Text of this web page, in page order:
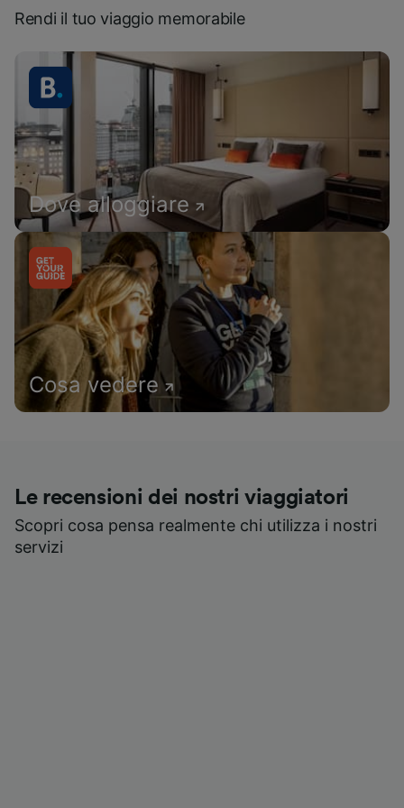
Rendi il tuo viaggio memorabile
Dove alloggiare
Cosa vedere
Le recensioni dei nostri viaggiatori
Scopri cosa pensa realmente chi utilizza i nostri
servizi